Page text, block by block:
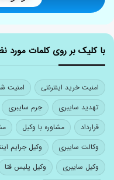
با کلیک بر روی کلمات مورد
امنیت خرید اینترنتی امنیت
تهدید سایبری
جرم سایبری
قرارداد
مشاوره با وکیل
وکالت سایبری
وکیل جرایم
وکیل سایبری
وکیل پلیس فتا